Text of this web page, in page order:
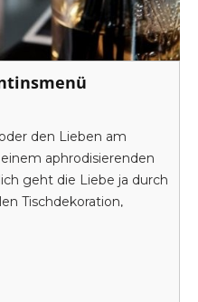
den Lieben am
aphrodisierenden
geht die Liebe ja durch
Tischdekoration,